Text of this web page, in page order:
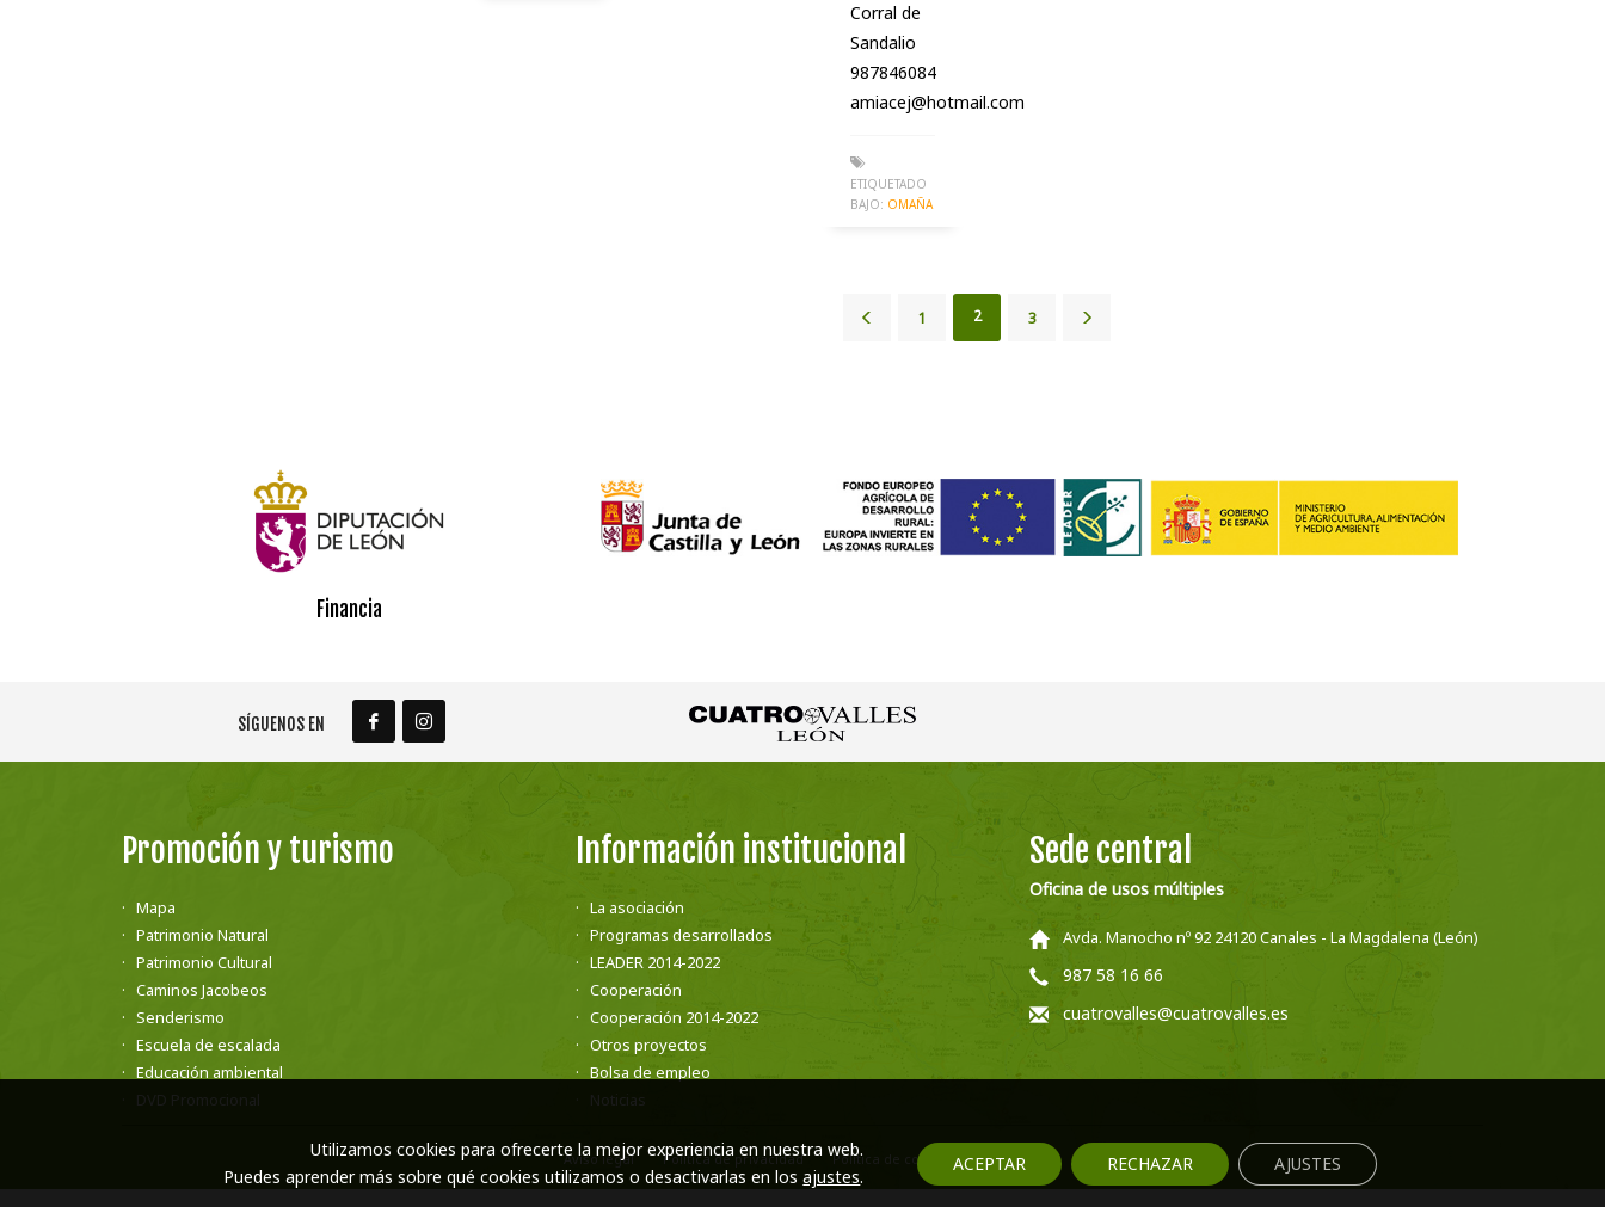
Corral de
Sandalio
987846084
amiacej@hotmail.com
ETIQUETADO
BAJO: OMAÑA
1 2 3
Financia
SÍGUENOS EN
Promoción y turismo
Mapa
Patrimonio Natural
Patrimonio Cultural
Caminos Jacobeos
Senderismo
Escuela de escalada
Educación ambiental
Información institucional
La asociación
Programas desarrollados
LEADER 2014-2022
Cooperación
Cooperación 2014-2022
Otros proyectos
Bolsa de empleo
Noticias
Sede central
Oficina de usos múltiples
Avda. Manocho nº 92 24120 Canales - La Magdalena (León)
987 58 16 66
cuatrovalles@cuatrovalles.es
Aviso legal Política de privacidad Política de cookies Contacto
Utilizamos cookies para ofrecerte la mejor experiencia en nuestra web.
Puedes aprender más sobre qué cookies utilizamos o desactivarlas en losajustes.
ACEPTAR RECHAZAR AJUSTES